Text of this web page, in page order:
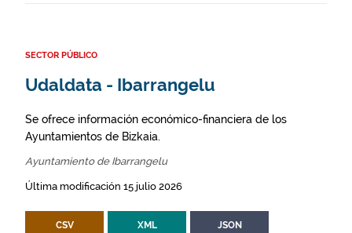
SECTOR PÚBLICO
Udaldata - Ibarrangelu
Se ofrece información económico-financiera de los
Ayuntamientos de Bizkaia.
Ayuntamiento de Ibarrangelu
Última modificación 15 julio 2026
CSV XML JSON